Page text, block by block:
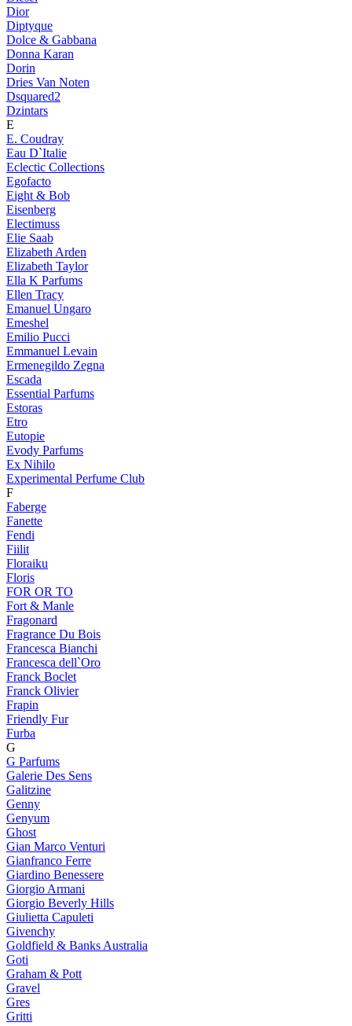
Dior
Diptyque
Dolce & Gabbana
Donna Karan
Dorin
Dries Van Noten
Dsquared2
Dzintars
E
E. Coudray
Eau D`Italie
Eclectic Collections
Egofacto
Eight & Bob
Eisenberg
Electimuss
Elie Saab
Elizabeth Arden
Elizabeth Taylor
Ella K Parfums
Ellen Tracy
Emanuel Ungaro
Emeshel
Emilio Pucci
Emmanuel Levain
Ermenegildo Zegna
Escada
Essential Parfums
Estoras
Etro
Eutopie
Evody Parfums
Ex Nihilo
Experimental Perfume Club
F
Faberge
Fanette
Fendi
Fiilit
Floraiku
Floris
FOR OR TO
Fort & Manle
Fragonard
Fragrance Du Bois
Francesca Bianchi
Francesca dell`Oro
Franck Boclet
Franck Olivier
Frapin
Friendly Fur
Furba
G
G Parfums
Galerie Des Sens
Galitzine
Genny
Genyum
Ghost
Gian Marco Venturi
Gianfranco Ferre
Giardino Benessere
Giorgio Armani
Giorgio Beverly Hills
Giulietta Capuleti
Givenchy
Goldfield & Banks Australia
Goti
Graham & Pott
Gravel
Gres
Gritti